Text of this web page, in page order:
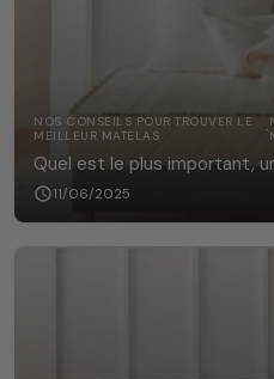
NOS CONSEILS POUR TROUVER LE
MEILLEUR MATELAS
·
Quel est le plus important,
schedule11/06/2025